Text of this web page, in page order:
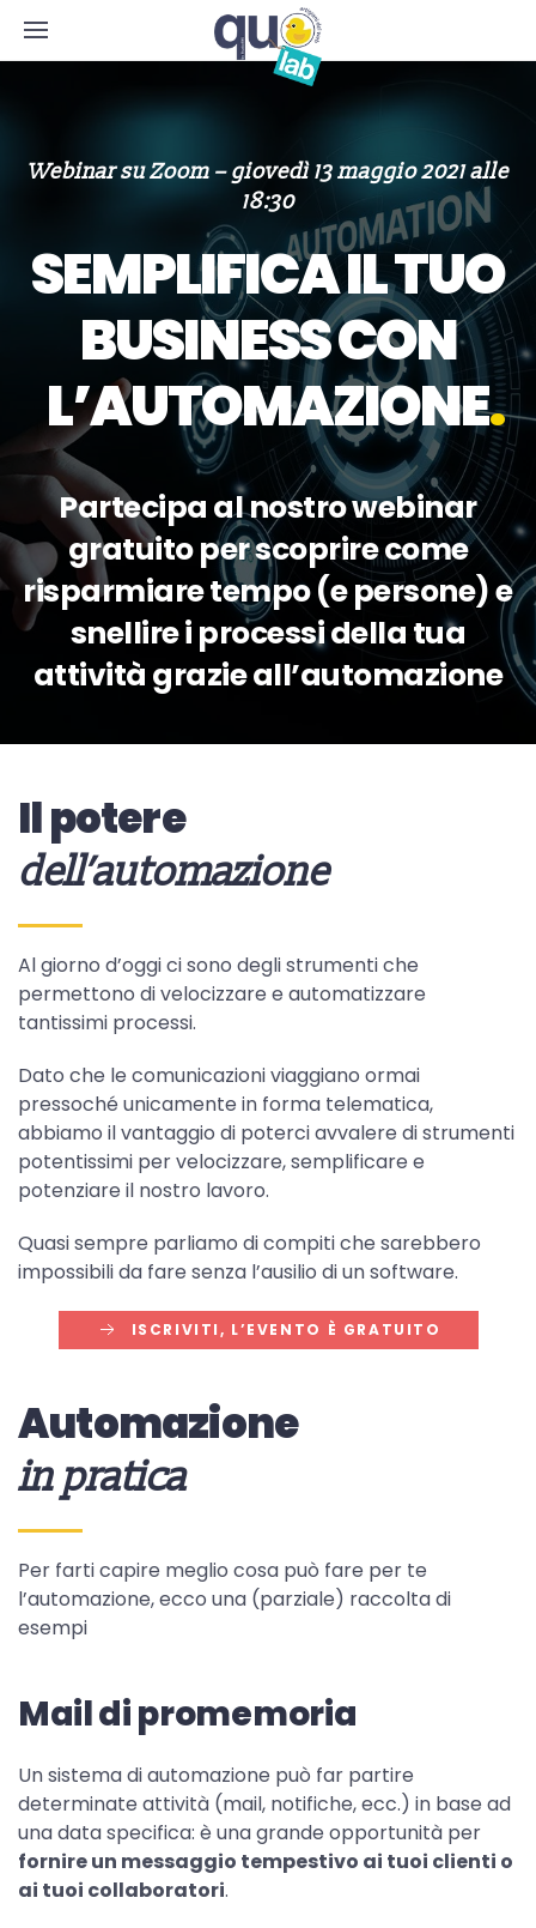
Webinar su Zoom – giovedì 13 maggio 2021 alle
18:30
SEMPLIFICA IL TUO
BUSINESS CON
L’AUTOMAZIONE
Partecipa al nostro webinar
gratuito per scoprire come
risparmiare tempo (e persone) e
snellire i processi della tua
attività grazie all’automazione
Il potere
dell’automazione
Al giorno d’oggi ci sono degli strumenti che
permettono di velocizzare e automatizzare
tantissimi processi.
Dato che le comunicazioni viaggiano ormai
pressoché unicamente in forma telematica,
abbiamo il vantaggio di poterci avvalere di strumenti
potentissimi per velocizzare, semplificare e
potenziare il nostro lavoro.
Quasi sempre parliamo di compiti che sarebbero
impossibili da fare senza l’ausilio di un software.
ISCRIVITI, L’EVENTO È GRATUITO
Automazione
in pratica
Per farti capire meglio cosa può fare per te
l’automazione, ecco una (parziale) raccolta di
esempi
Mail di promemoria
Un sistema di automazione può far partire
determinate attività (mail, notifiche, ecc.) in base ad
una data specifica: è una grande opportunità per
fornire un messaggio tempestivo ai tuoi clienti o
ai tuoi collaboratori.